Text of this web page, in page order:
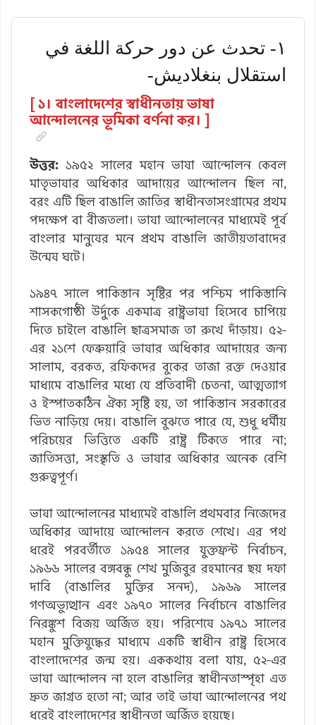
۱- تحدث عن دور حركة اللغة في
استقلال بنغلاديش-
[ ১। বাংলাদেশের স্বাধীনতায় ভাষা
আন্দোলনের ভূমিকা বর্ণনা কর। ]
উত্তর: ১৯৫২ সালের মহান ভাষা আন্দোলন কেবল
মাতৃভাষার অধিকার আদায়ের আন্দোলন ছিল না,
বরং এটি ছিল বাঙালি জাতির স্বাধীনতাসংগ্রামের প্রথম
পদক্ষেপ বা বীজতলা। ভাষা আন্দোলনের মাধ্যমেই পূর্ব
বাংলার মানুষের মনে প্রথম বাঙালি জাতীয়তাবাদের
উন্মেষ ঘটে।
১৯৪৭ সালে পাকিস্তান সৃষ্টির পর পশ্চিম পাকিস্তানি
শাসকগোষ্ঠী উর্দুকে একমাত্র রাষ্ট্রভাষা হিসেবে চাপিয়ে
দিতে চাইলে বাঙালি ছাত্রসমাজ তা রুখে দাঁড়ায়। ৫২-
এর ২১শে ফেব্রুয়ারি ভাষার অধিকার আদায়ের জন্য
সালাম, বরকত, রফিকদের বুকের তাজা রক্ত দেওয়ার
মাধ্যমে বাঙালির মধ্যে যে প্রতিবাদী চেতনা, আত্মত্যাগ
ও ইস্পাতকঠিন ঐক্য সৃষ্টি হয়, তা পাকিস্তান সরকারের
ভিত নাড়িয়ে দেয়। বাঙালি বুঝতে পারে যে, শুধু ধর্মীয়
পরিচয়ের ভিত্তিতে একটি রাষ্ট্র টিকতে পারে না;
জাতিসত্তা, সংস্কৃতি ও ভাষার অধিকার অনেক বেশি
গুরুত্বপূর্ণ।
ভাষা আন্দোলনের মাধ্যমেই বাঙালি প্রথমবার নিজেদের
অধিকার আদায়ে আন্দোলন করতে শেখে। এর পথ
ধরেই পরবর্তীতে ১৯৫৪ সালের যুক্তফ্রন্ট নির্বাচন,
১৯৬৬ সালের বঙ্গবন্ধু শেখ মুজিবুর রহমানের ছয় দফা
দাবি (বাঙালির মুক্তির সনদ), ১৯৬৯ সালের
গণঅভ্যুত্থান এবং ১৯৭০ সালের নির্বাচনে বাঙালির
নিরঙ্কুশ বিজয় অর্জিত হয়। পরিশেষে ১৯৭১ সালের
মহান মুক্তিযুদ্ধের মাধ্যমে একটি স্বাধীন রাষ্ট্র হিসেবে
বাংলাদেশের জন্ম হয়। এককথায় বলা যায়, ৫২-এর
ভাষা আন্দোলন না হলে বাঙালির স্বাধীনতাস্পৃহা এত
দ্রুত জাগ্রত হতো না; আর তাই ভাষা আন্দোলনের পথ
ধরেই বাংলাদেশের স্বাধীনতা অর্জিত হয়েছে।